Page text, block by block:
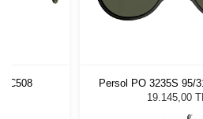
C508
Persol PO 3235S 95/
Güneş
19.145,00 TL